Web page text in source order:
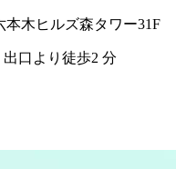
本木ヒルズ森タワー31F
出口より徒歩2 分